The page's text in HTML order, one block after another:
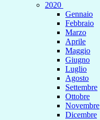
2020
Gennaio
Febbraio
Marzo
Aprile
Maggio
Giugno
Luglio
Agosto
Settembre
Ottobre
Novembre
Dicembre